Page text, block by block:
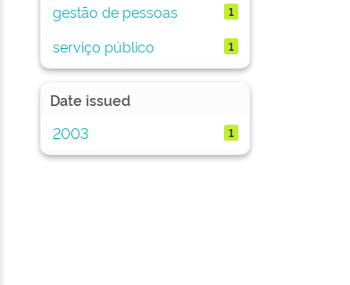
gestão de pessoas 1
serviço público 1
Date issued
2003
1